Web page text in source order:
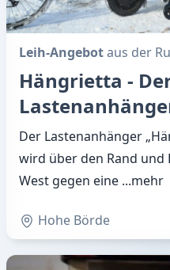
Leih-Angebotaus der
Hängrietta -
Der Lastenanhänger
wird über den Rand und
West gegen eine ...mehr
Hohe Börde